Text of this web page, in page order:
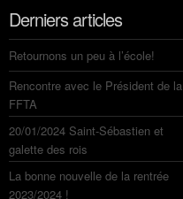
Derniers articles
Retournons un peu à l’école!
Rencontre avec le Président de la
FFTA
20/01/2024 Saint-Sébastien et
galette des rois
La bonne nouvelle de la rentrée
2023/2024 !